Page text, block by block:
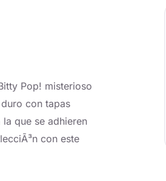
Pop! misterioso
con tapas
que se adhieren
con este